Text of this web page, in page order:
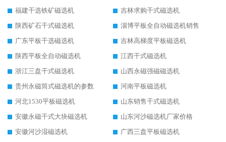
福建干选铁矿磁选机
吉林求购干式磁选机
陕西矿石干式磁选机
淄博平板全自动磁选机销售
广东平板干选磁选机
吉林高梯度平板磁选机
陕西平板全自动磁选机
江西干式磁选机
浙江三盘干式磁选机
山西永磁强磁磁选机
贵州永磁筒式磁选机的参数
河南平板磁选机
河北1530平板磁选机
山东销售干式磁选机
安徽永磁干式大块磁选机
山东河沙磁选机厂家价格
安徽河沙湿磁选机
广西三盘平板磁选机